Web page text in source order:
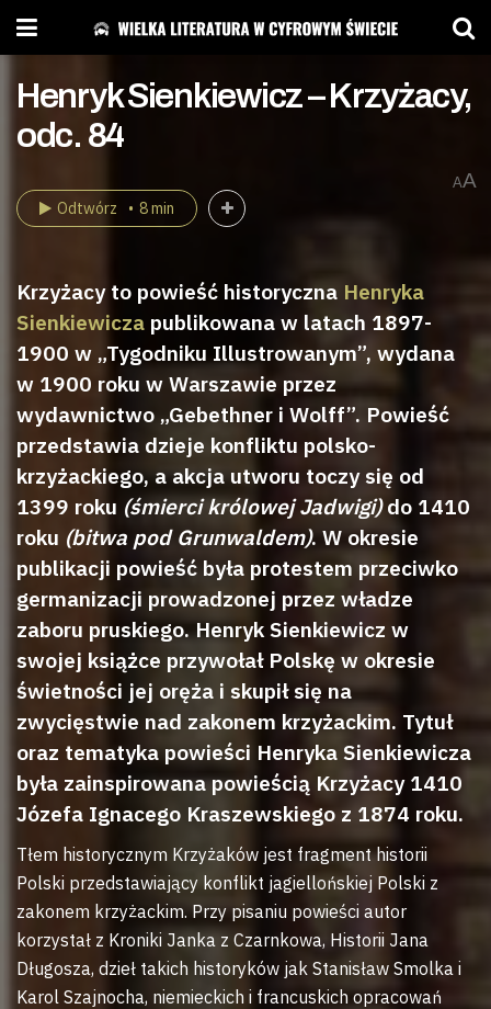
Henryk Sienkiewicz – Krzyżacy,
odc. 84
AA
Odtwórz 8 min
Krzyżacy to powieść historyczna Henryka
Sienkiewicza publikowana w latach 1897-
1900 w „Tygodniku Illustrowanym”, wydana
w 1900 roku w Warszawie przez
wydawnictwo „Gebethner i Wolff”. Powieść
przedstawia dzieje konfliktu polsko-
krzyżackiego, a akcja utworu toczy się od
1399 roku (śmierci królowej Jadwigi)do 1410
roku (bitwa pod Grunwaldem). W okresie
publikacji powieść była protestem przeciwko
germanizacji prowadzonej przez władze
zaboru pruskiego. Henryk Sienkiewicz w
swojej książce przywołał Polskę w okresie
świetności jej oręża i skupił się na
zwycięstwie nad zakonem krzyżackim. Tytuł
oraz tematyka powieści Henryka Sienkiewicza
była zainspirowana powieścią Krzyżacy 1410
Józefa Ignacego Kraszewskiego z 1874 roku.
Tłem historycznym Krzyżaków jest fragment historii
Polski przedstawiający konflikt jagiellońskiej Polski z
zakonem krzyżackim. Przy pisaniu powieści autor
korzystał z Kroniki Janka z Czarnkowa, Historii Jana
Długosza, dzieł takich historyków jak Stanisław Smolka i
Karol Szajnocha, niemieckich i francuskich opracowań